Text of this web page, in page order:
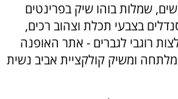
שמלות בוהו שיק בפרינטים
בצבעי תכלת וצהוב רכים,
רוגבי לגברים - אתר האופנה
ומשיק קולקציית אביב נשית